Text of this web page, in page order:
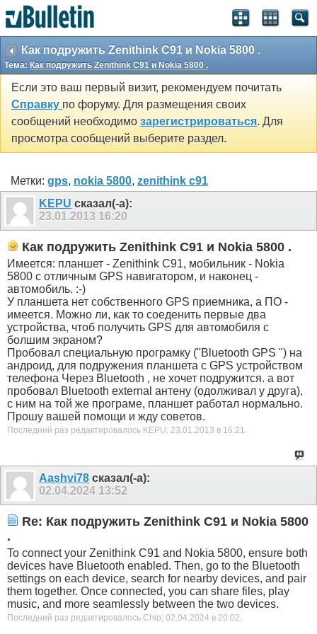
Как подружить Zenithink С91 и Nokia 5800 .
Тема: Как подружить Zenithink С91 и Nokia 5800 .
Если это ваш первый визит, рекомендуем почитать
Справку по форуму. Для размещения своих
сообщений необходимо зарегистрироваться. Для
просмотра сообщений выберите раздел.
Метки: gps, nokia 5800, zenithink с91
KEPU сказал(-а):
23.01.2013 16:20
Как подружить Zenithink С91 и Nokia 5800 .
Имеется: планшет - Zenithink С91, мобильник - Nokia
5800 с отличным GPS навигатором, и наконец -
автомобиль. :-)
У планшета нет собственного GPS приемника, а ПО -
имеется. Можно ли, как то соеденить первые два
устройства, чтоб получить GPS для автомобиля с
болшим экраном?
Пробовал специальную програмку ("Bluetooth GPS ") на
андроид, для подружения планшета с GPS устройством
телефона Через Bluetooth , не хочет подружится. а вот
пробовал Bluetooth external антену (одолживал у друга),
с ним на той же програме, планшет работал нормально.
Прошу вашей помощи и жду советов.
Последний раз редактировалось KEPU; 23.01.2013 в 16:21.
Aashvi78 сказал(-а):
02.04.2024 13:52
Re: Как подружить Zenithink С91 и Nokia 5800
.
To connect your Zenithink C91 and Nokia 5800, ensure both
devices have Bluetooth enabled. Then, go to the Bluetooth
settings on each device, search for nearby devices, and pair
them together. Once connected, you can share files, play
music, and more seamlessly between the two devices.
Последний раз редактировалось Chip; 02.04.2024 в 20:02.